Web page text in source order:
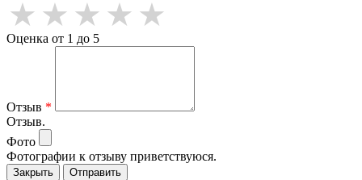
Оценка от 1 до 5
Отзыв *
Отзыв.
Фото
Фотографии к отзыву приветствуюся.
Закрыть Отправить